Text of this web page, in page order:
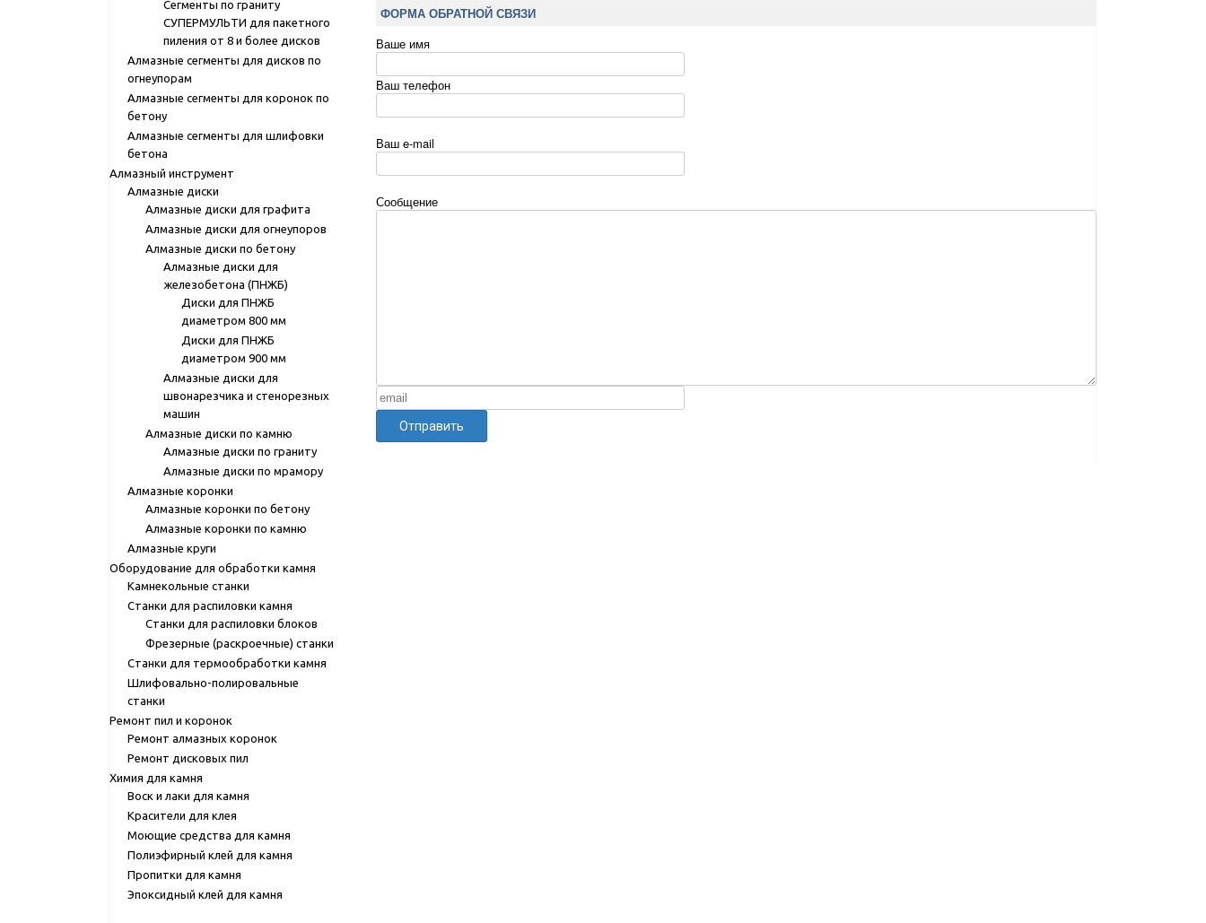
Сегменты по граниту
СУПЕРМУЛЬТИ для пакетного
пиления от 8 и более дисков
Алмазные сегменты для дисков по
огнеупорам
Алмазные сегменты для коронок по
бетону
Алмазные сегменты для шлифовки
бетона
Алмазный инструмент
Алмазные диски
Алмазные диски для графита
Алмазные диски для огнеупоров
Алмазные диски по бетону
Алмазные диски для
железобетона (ПНЖБ)
Диски для ПНЖБ
диаметром 800 мм
Диски для ПНЖБ
диаметром 900 мм
Алмазные диски для
швонарезчика и стенорезных
машин
Алмазные диски по камню
Алмазные диски по граниту
Алмазные диски по мрамору
Алмазные коронки
Алмазные коронки по бетону
Алмазные коронки по камню
Алмазные круги
Оборудование для обработки камня
Камнекольные станки
Станки для распиловки камня
Станки для распиловки блоков
Фрезерные (раскроечные) станки
Станки для термообработки камня
Шлифовально-полировальные
станки
Ремонт пил и коронок
Ремонт алмазных коронок
Ремонт дисковых пил
Химия для камня
Воск и лаки для камня
Красители для клея
Моющие средства для камня
Полиэфирный клей для камня
Пропитки для камня
Эпоксидный клей для камня
ФОРМА ОБРАТНОЙ СВЯЗИ
Ваше имя
Ваш телефон
Ваш e-mail
Сообщение